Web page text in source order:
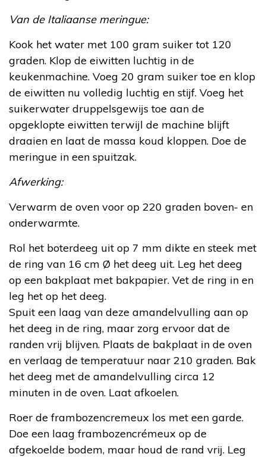
Van de Italiaanse meringue:
Kook het water met 100 gram suiker tot 120
graden. Klop de eiwitten luchtig in de
keukenmachine. Voeg 20 gram suiker toe en klop
de eiwitten nu volledig luchtig en stijf. Voeg het
suikerwater druppelsgewijs toe aan de
opgeklopte eiwitten terwijl de machine blijft
draaien en laat de massa koud kloppen. Doe de
meringue in een spuitzak.
Afwerking:
Verwarm de oven voor op 220 graden boven- en
onderwarmte.
Rol het boterdeeg uit op 7 mm dikte en steek met
de ring van 16 cm Ø het deeg uit. Leg het deeg
op een bakplaat met bakpapier. Vet de ring in en
leg het op het deeg.
Spuit een laag van deze amandelvulling aan op
het deeg in de ring, maar zorg ervoor dat de
randen vrij blijven. Plaats de bakplaat in de oven
en verlaag de temperatuur naar 210 graden. Bak
het deeg met de amandelvulling circa 12
minuten in de oven. Laat afkoelen.
Roer de frambozencremeux los met een garde.
Doe een laag frambozencrémeux op de
afgekoelde bodem, maar houd de rand vrij. Leg